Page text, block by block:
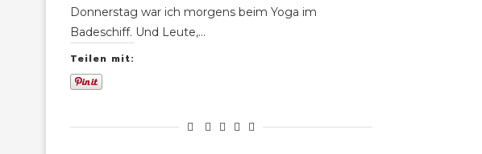
Donnerstag war ich morgens beim Yoga im
Badeschiff. Und Leute,…
Teilen mit: